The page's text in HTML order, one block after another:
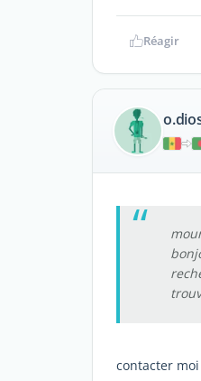
Réagir
contacter